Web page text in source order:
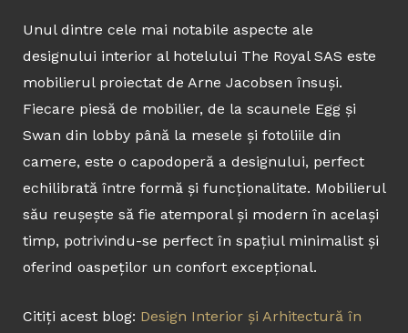
Unul dintre cele mai notabile aspecte ale
designului interior al hotelului The Royal SAS este
mobilierul proiectat de Arne Jacobsen însuși.
Fiecare piesă de mobilier, de la scaunele Egg și
Swan din lobby până la mesele și fotoliile din
camere, este o capodoperă a designului, perfect
echilibrată între formă și funcționalitate. Mobilierul
său reușește să fie atemporal și modern în același
timp, potrivindu-se perfect în spațiul minimalist și
oferind oaspeților un confort excepțional.
Citiți acest blog: Design Interior și Arhitectură în